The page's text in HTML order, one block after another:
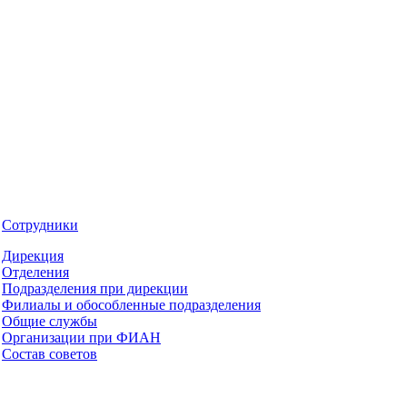
Сотрудники
Дирекция
Отделения
Подразделения при дирекции
Филиалы и обособленные подразделения
Общие службы
Организации при ФИАН
Состав советов